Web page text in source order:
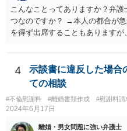
就業先が覚知することになりま
は、必須ではありません。 ただ
との証拠がなければ、民事訴訟で
こんなことってありますか？弁
つなのですか？ →本人の都合が
を得ず出席することもあります
えて弁護士だけで出席する戦略
4
示談書に違反した場合
ての相談
#不倫慰謝料 #離婚書類作成 #慰謝料請
2024年6月17日
離婚・男女問題に強い弁護士